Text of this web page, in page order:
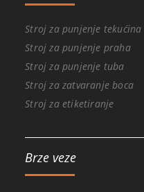
Stroj za punjenje tekućina
Stroj za punjenje praha
Stroj za punjenje tuba
Stroj za zatvaranje boca
Stroj za etiketiranje
Brze veze